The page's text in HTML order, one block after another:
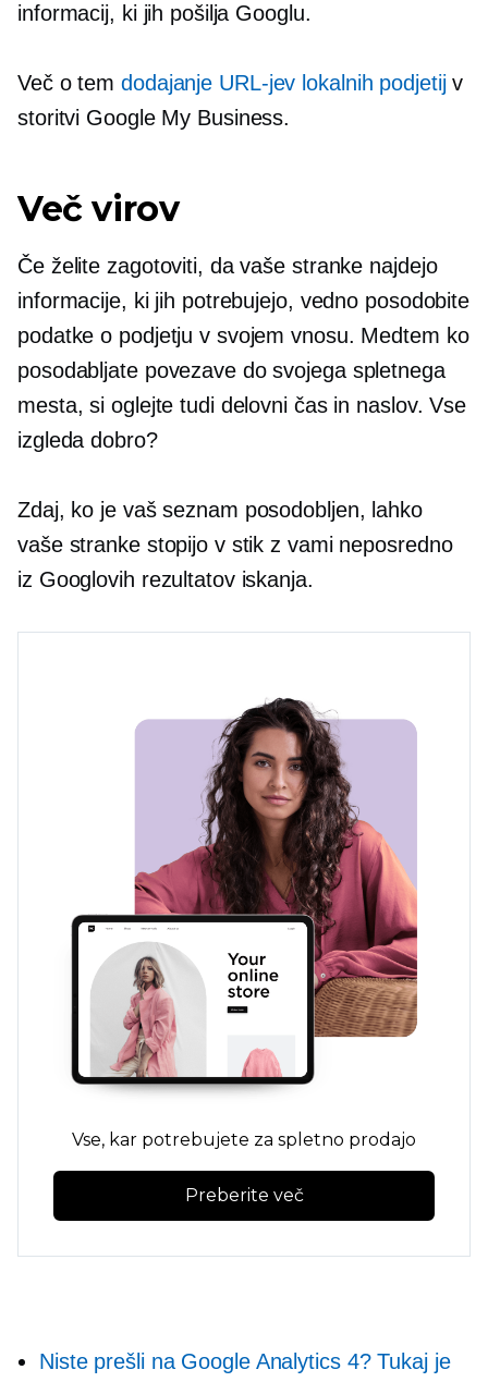
informacij, ki jih pošilja Googlu.
Več o temdodajanje URL-jev lokalnih podjetijv
storitvi Google My Business.
Več virov
Če želite zagotoviti, da vaše stranke najdejo
informacije, ki jih potrebujejo, vedno posodobite
podatke o podjetju v svojem vnosu. Medtem ko
posodabljate povezave do svojega spletnega
mesta, si oglejte tudi delovni čas in naslov. Vse
izgleda dobro?
Zdaj, ko je vaš seznam posodobljen, lahko
vaše stranke stopijo v stik z vami neposredno
iz Googlovih rezultatov iskanja.
Vse, kar potrebujete za spletno prodajo
Preberite več
Niste prešli na Google Analytics 4? Tukaj je